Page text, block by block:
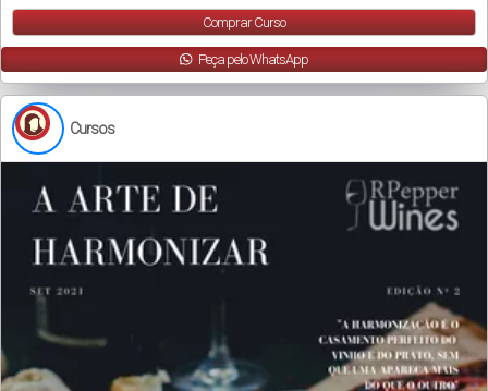
Comprar Curso
Peça pelo WhatsApp
Cursos